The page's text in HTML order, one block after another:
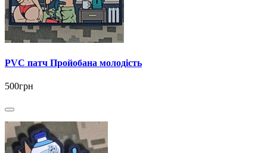
PVC патч Пройобана молодість
500грн